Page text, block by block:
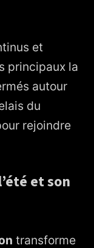
et
principaux la
autour
du
rejoindre
et son
transforme